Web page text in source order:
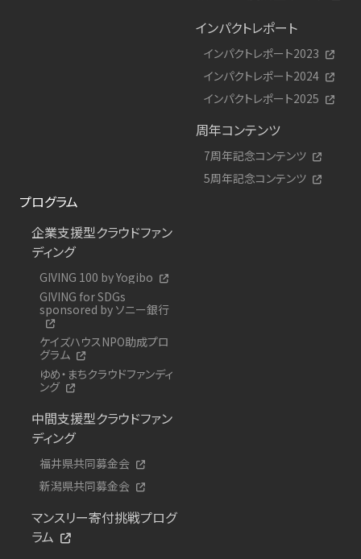
インパクトレポート
インパクトレポート2023
インパクトレポート2024
インパクトレポート2025
周年コンテンツ
7周年記念コンテンツ
5周年記念コンテンツ
プログラム
企業支援型クラウドファン
ディング
GIVING 100 by Yogibo
GIVING for SDGs
sponsored by ソニー銀行
ケイズハウスNPO助成プロ
グラム
ゆめ・まちクラウドファンディ
ング
中間支援型クラウドファン
ディング
福井県共同募金会
新潟県共同募金会
マンスリー寄付挑戦プログ
ラム